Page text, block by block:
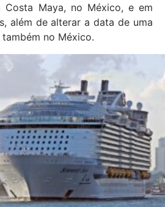
Costa Maya, no México, e em
além de alterar a data de uma
no México.